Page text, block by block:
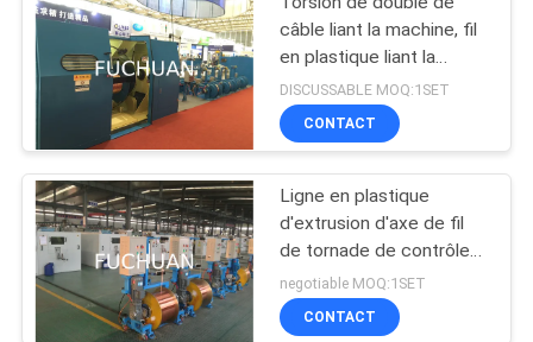
AFFAIRES
PLAN
DU
SITE
PRIVACY
POLICY
tordant la machine
machine de torsion
de câble
28
câble liant la machine, fil
en plastique liant la
machine
DISCUSSABLE MOQ:1SET
CONTACT
Ligne en plastique
d'extrusion d'axe de fil
de tornade de contrôle
simple de la
machine/PLC
negotiable MOQ:1SET
CONTACT